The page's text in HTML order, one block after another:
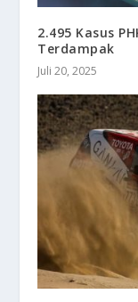
2.495 Kasus
Terdampak
Juli 20, 2025